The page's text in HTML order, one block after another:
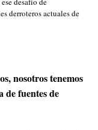
derroteros actuales de
nosotros tenemos
fuentes de